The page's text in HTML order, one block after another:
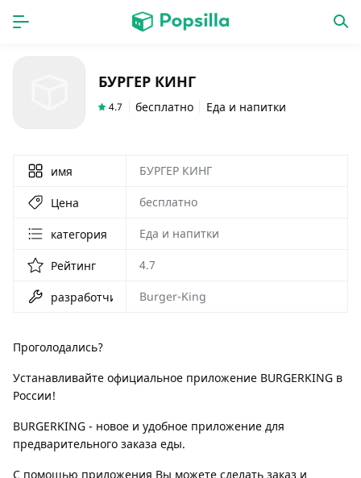
БУРГЕР КИНГ
4.7 бесплатно Еда и напитки
имя БУРГЕР КИНГ
Цена бесплатно
категория Еда и напитки
Рейтинг 4.7
разработчик Burger-King
Проголодались?
Устанавливайте официальное приложение BURGERKING в
России!
BURGERKING - новое и удобное приложение для
предварительного заказа еды.
С помощью приложения Вы можете сделать заказ и